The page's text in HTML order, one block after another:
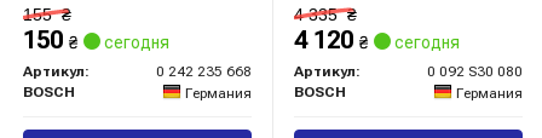
155₴
150 ₴ сегодня
Артикул:
0 242 235 668
BOSCH
Германия
4 335₴
4 120 ₴ сегодня
Артикул:
0 092 S30 080
BOSCH
Германия